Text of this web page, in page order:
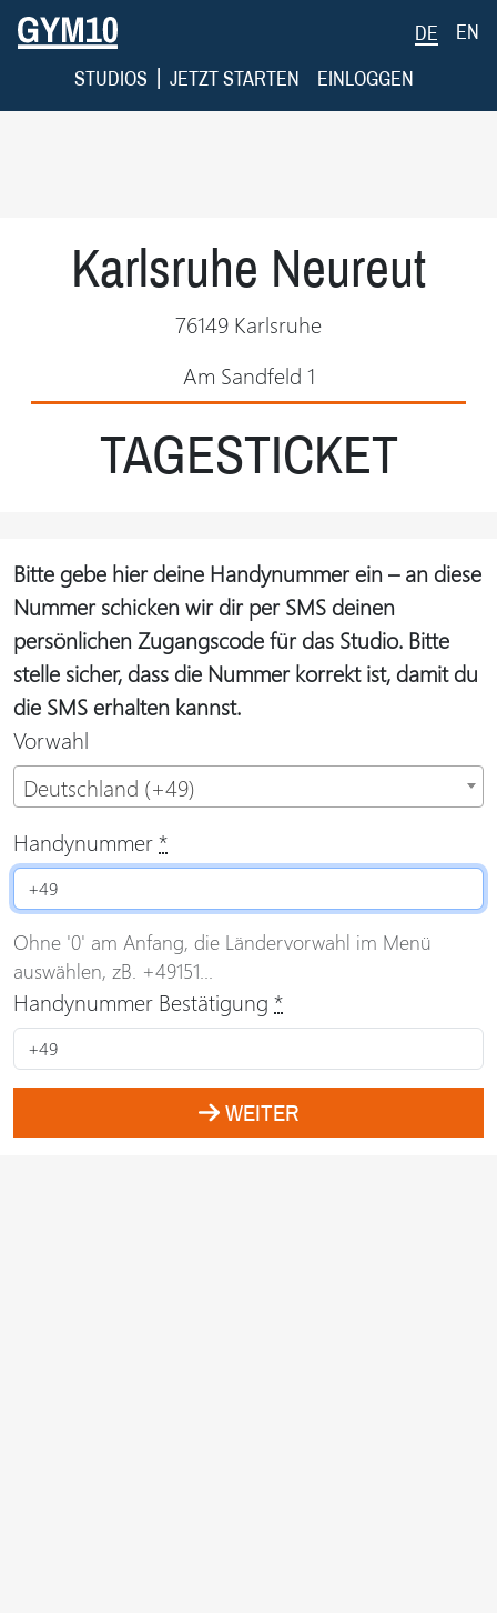
DE
EN
STUDIOS | JETZT STARTEN EINLOGGEN
Karlsruhe Neureut
76149 Karlsruhe
Am Sandfeld 1
TAGESTICKET
Bitte gebe hier deine Handynummer ein – an diese
Nummer schicken wir dir per SMS deinen
persönlichen Zugangscode für das Studio. Bitte
stelle sicher, dass die Nummer korrekt ist, damit du
die SMS erhalten kannst.
Vorwahl
Deutschland (+49)
Handynummer*
Ohne '0' am Anfang, die Ländervorwahl im Menü
auswählen, zB. +49151...
Handynummer Bestätigung *
WEITER